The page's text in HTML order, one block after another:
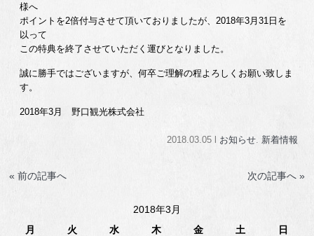
様へ
ポイントを2倍付与させて頂いておりましたが、2018年3月31日を
以って
この特典を終了させていただく運びとなりました。
誠に勝手ではございますが、何卒ご理解の程よろしくお願い致しま
す。
2018年3月 野口観光株式会社
2018.03.05 l お知らせ. 新着情報
« 前の記事へ 次の記事へ »
2018年3月
月
火 水 木 金 土
日